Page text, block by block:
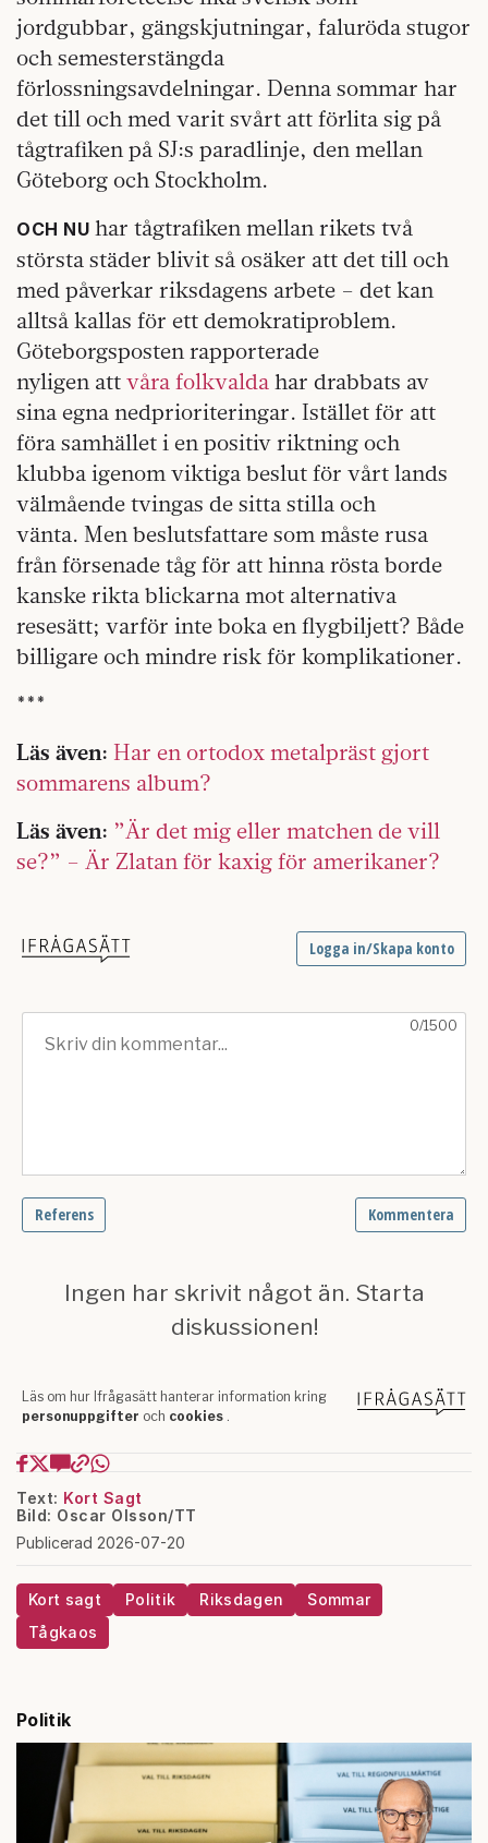
jordgubbar, gängskjutningar, faluröda stugor
och semesterstängda
förlossningsavdelningar. Denna sommar har
det till och med varit svårt att förlita sig på
tågtrafiken på SJ:s paradlinje, den mellan
Göteborg och Stockholm.
OCH NU har tågtrafiken mellan rikets två
största städer blivit så osäker att det till och
med påverkar riksdagens arbete – det kan
alltså kallas för ett demokratiproblem.
Göteborgsposten rapporterade
nyligen att våra folkvalda har drabbats av
sina egna nedprioriteringar. Istället för att
föra samhället i en positiv riktning och
klubba igenom viktiga beslut för vårt lands
välmående tvingas de sitta stilla och
vänta. Men beslutsfattare som måste rusa
från försenade tåg för att hinna rösta borde
kanske rikta blickarna mot alternativa
resesätt; varför inte boka en flygbiljett? Både
billigare och mindre risk för komplikationer.
***
Läs även: Har en ortodox metalpräst gjort
sommarens album?
Läs även: ”Är det mig eller matchen de vill
se?” – Är Zlatan för kaxig för amerikaner?
Text: Kort Sagt
Bild: Oscar Olsson/TT
Publicerad 2026-07-20
Kort sagt Politik Riksdagen
Sommar
Tågkaos
Politik